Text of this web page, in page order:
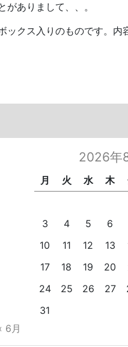
がありまして、、。
ックス入りのものです。
ション
2026年
月 火 水 木
3
4 5 6
10
11 12 13
17
18 19 20
24
25 26 27
31
6月